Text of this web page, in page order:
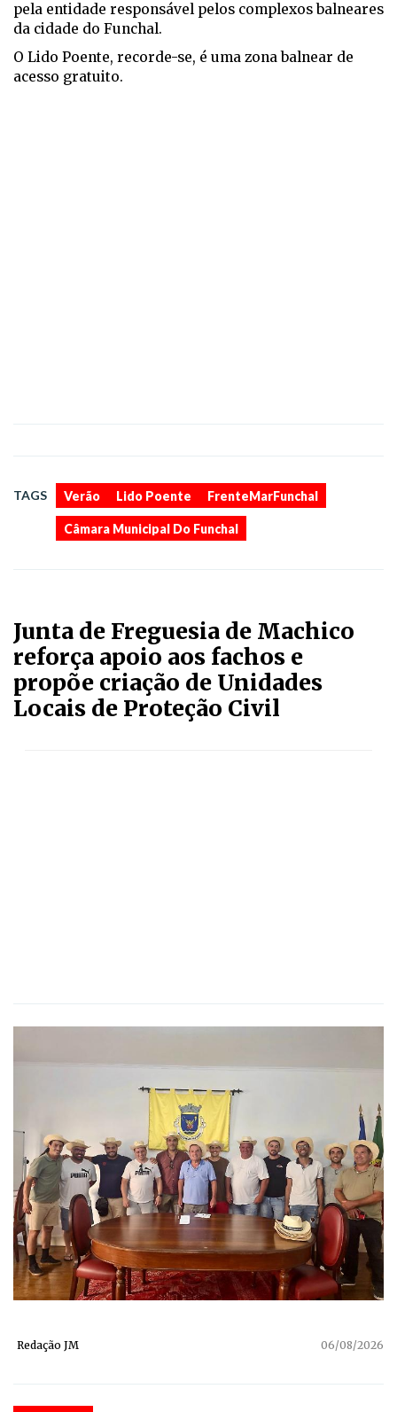
pela entidade responsável pelos complexos balneares
da cidade do Funchal.
O Lido Poente, recorde-se, é uma zona balnear de
acesso gratuito.
TAGS Verão Lido Poente FrenteMarFunchal
Câmara Municipal Do Funchal
Junta de Freguesia de Machico
reforça apoio aos fachos e
propõe criação de Unidades
Locais de Proteção Civil
Redação JM 06/08/2026